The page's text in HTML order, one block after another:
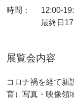
時間：
12:00-
最終日
展覧会内容
コロナ禍を経て新
育）写真・映像領